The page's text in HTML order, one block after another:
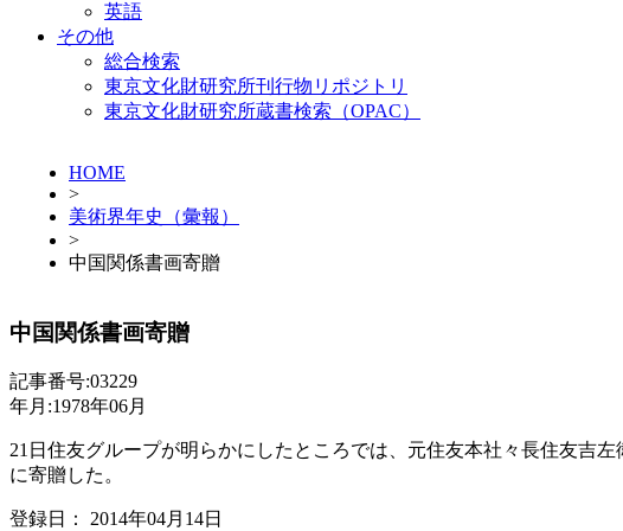
英語
その他
総合検索
東京文化財研究所刊行物リポジトリ
東京文化財研究所蔵書検索（OPAC）
HOME
>
美術界年史（彙報）
>
中国関係書画寄贈
中国関係書画寄贈
記事番号:03229
年月:1978年06月
21日住友グループが明らかにしたところでは、元住友本社々長住友吉
に寄贈した。
登録日： 2014年04月14日